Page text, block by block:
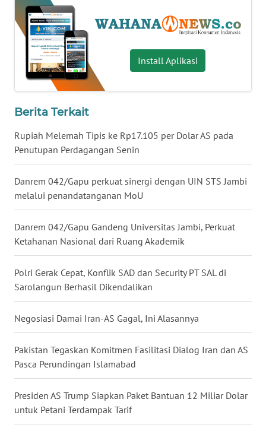
Install Aplikasi
Berita Terkait
Rupiah Melemah Tipis ke Rp17.105 per Dolar AS pada
Penutupan Perdagangan Senin
Danrem 042/Gapu perkuat sinergi dengan UIN STS Jambi
melalui penandatanganan MoU
Danrem 042/Gapu Gandeng Universitas Jambi, Perkuat
Ketahanan Nasional dari Ruang Akademik
Polri Gerak Cepat, Konflik SAD dan Security PT SAL di
Sarolangun Berhasil Dikendalikan
Negosiasi Damai Iran-AS Gagal, Ini Alasannya
Pakistan Tegaskan Komitmen Fasilitasi Dialog Iran dan AS
Pasca Perundingan Islamabad
Presiden AS Trump Siapkan Paket Bantuan 12 Miliar Dolar
untuk Petani Terdampak Tarif
WN
BABEL
WN
SUMBAR
WN
SUMSEL
WN
BENGKULU
WN
WN
NUSANTARA
WN
WN
JATIM
WN
BALI